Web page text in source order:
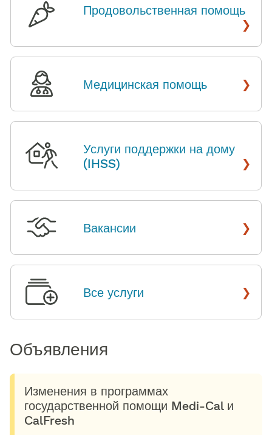
Продовольственная помощь›
Медицинская помощь ›
Услуги поддержки на дому
(IHSS)
›
Вакансии ›
Все услуги ›
Объявления​​
Изменения в программах
государственной помощи Medi-Cal и
CalFresh​​